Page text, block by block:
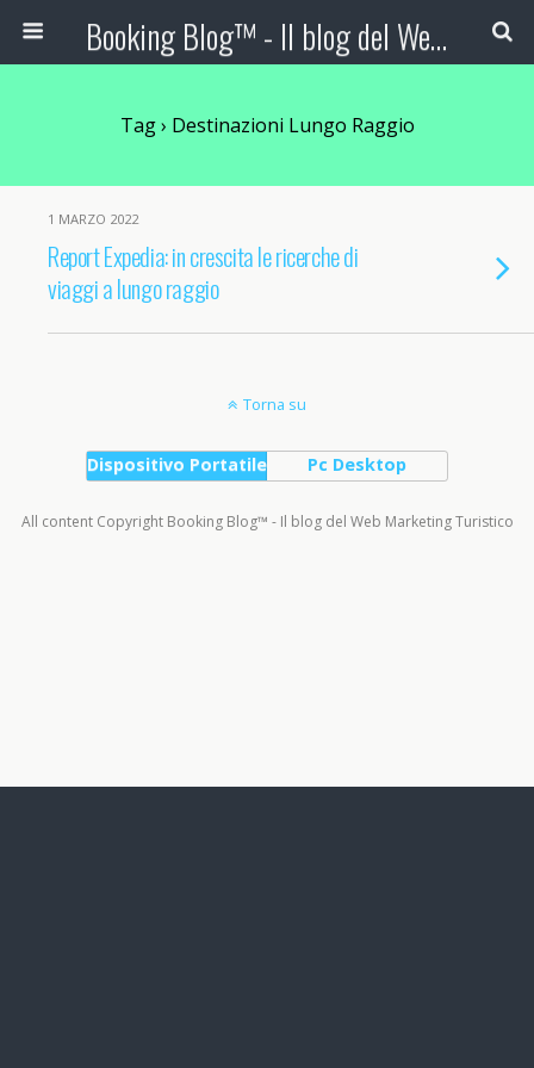
Booking Blog™ - Il blog del Web Marketing Turistico
Tag › Destinazioni Lungo Raggio
1 MARZO 2022
Report Expedia: in crescita le ricerche di
viaggi a lungo raggio
Torna su
Dispositivo Portatile Pc Desktop
All content Copyright Booking Blog™ - Il blog del Web Marketing Turistico